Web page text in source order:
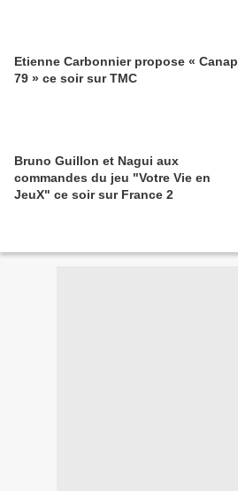
Etienne Carbonnier propose « Canap
79 » ce soir sur TMC
Bruno Guillon et Nagui aux
commandes du jeu "Votre Vie en
JeuX" ce soir sur France 2